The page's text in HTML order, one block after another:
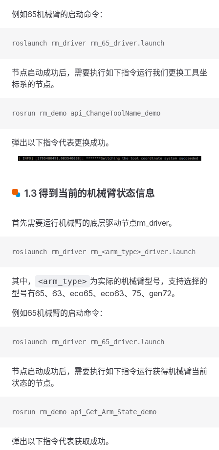
例如65机械臂的启动命令：
roslaunch rm_driver rm_65_driver.launch
节点启动成功后，需要执行如下指令运行我们更换工具坐
标系的节点。
rosrun rm_demo api_ChangeToolName_demo
弹出以下指令代表更换成功。
1.3 得到当前的机械臂状态信息
首先需要运行机械臂的底层驱动节点rm_driver。
roslaunch rm_driver rm_<arm_type>_driver.launch
其中， <arm_type> 为实际的机械臂型号，支持选择的
型号有65、63、eco65、eco63、75、gen72。
例如65机械臂的启动命令：
roslaunch rm_driver rm_65_driver.launch
节点启动成功后，需要执行如下指令运行获得机械臂当前
状态的节点。
rosrun rm_demo api_Get_Arm_State_demo
弹出以下指令代表获取成功。